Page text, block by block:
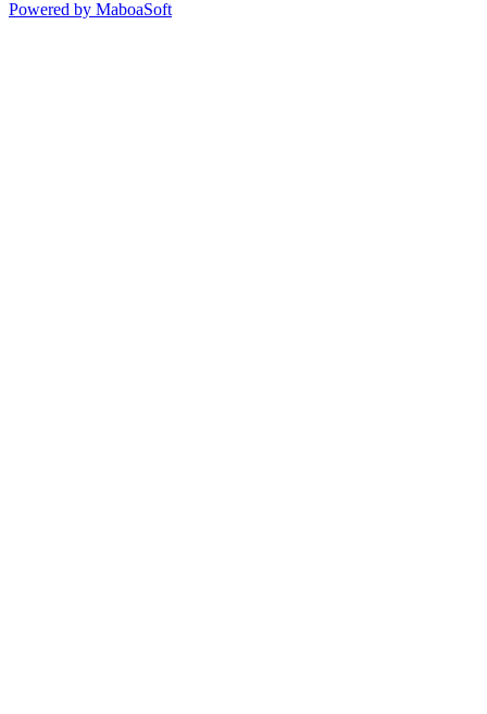
Powered by MaboaSoft